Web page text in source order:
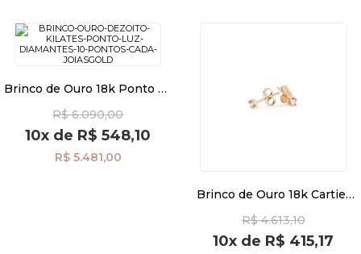
Brinco de Ouro 18k Ponto de
Cada br27910
R$ 6.090,00
10x de R$ 548,10
R$ 5.481,00
Brinco de Ouro 18k Cartier
Pontos br27899
R$ 4.613,10
10x de R$ 415,17
OFERTAS